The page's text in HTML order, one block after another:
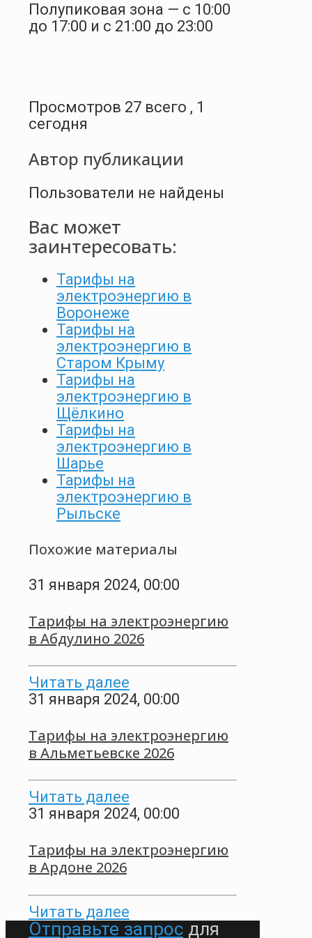
Полупиковая зона — с 10:00
до 17:00 и с 21:00 до 23:00
Просмотров 27 всего , 1
сегодня
Автор публикации
Пользователи не найдены
Вас может
заинтересовать:
Тарифы на
электроэнергию в
Воронеже
Тарифы на
электроэнергию в
Старом Крыму
Тарифы на
электроэнергию в
Щёлкино
Тарифы на
электроэнергию в
Шарье
Тарифы на
электроэнергию в
Рыльске
Похожие материалы
31 января 2024, 00:00
Тарифы на электроэнергию
в Абдулино 2026
Читать далее
31 января 2024, 00:00
Тарифы на электроэнергию
в Альметьевске 2026
Читать далее
31 января 2024, 00:00
Тарифы на электроэнергию
в Ардоне 2026
Читать далее
Отправьте запрос для